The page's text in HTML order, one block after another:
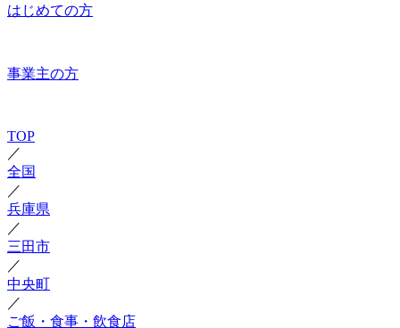
はじめての方
事業主の方
TOP
／
全国
／
兵庫県
／
三田市
／
中央町
／
ご飯・食事・飲食店